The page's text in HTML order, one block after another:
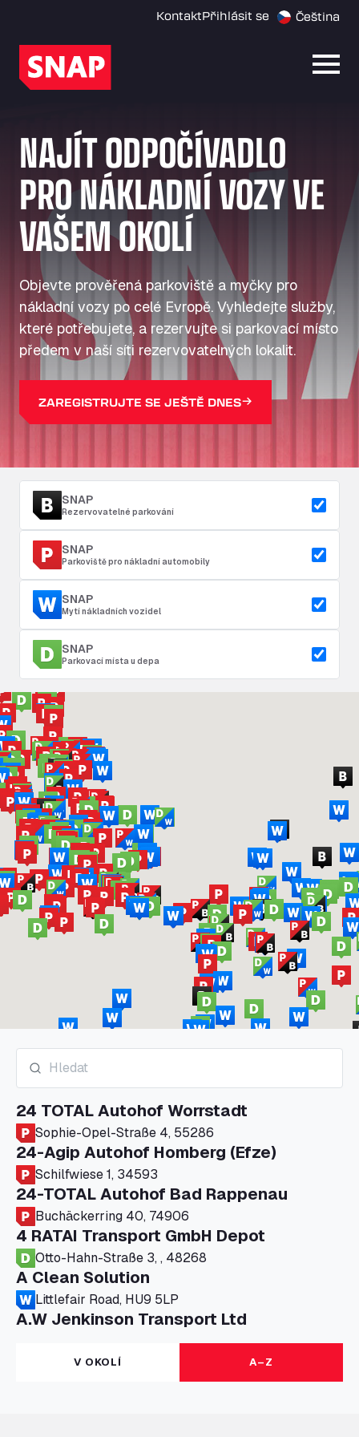
KontaktPřihlásit se Čeština
NAJÍT ODPOČÍVADLO
PRO NÁKLADNÍ VOZY VE
VAŠEM OKOLÍ
Objevte prověřená parkoviště a myčky pro
nákladní vozy po celé Evropě. Vyhledejte služby,
které potřebujete, a rezervujte si parkovací místo
předem v naší síti rezervovatelných lokalit.
ZAREGISTRUJTE SE JEŠTĚ DNES
SNAP
Rezervovatelné parkování
SNAP
Parkoviště pro nákladní automobily
SNAP
Mytí nákladních vozidel
SNAP
Parkovací místa u depa
24 TOTAL Autohof Worrstadt
Sophie-Opel-Straße 4, 55286
24-Agip Autohof Homberg (Efze)
Schilfwiese 1, 34593
24-TOTAL Autohof Bad Rappenau
Buchäckerring 40, 74906
4 RATAI Transport GmbH Depot
Otto-Hahn-Straße 3, , 48268
A Clean Solution
Littlefair Road, HU9 5LP
A.W Jenkinson Transport Ltd
Progress House, ME11 5GA
A+G Nettetal - Depot Parking
Am Panneschopp 7, 41334
V OKOLÍ A–Z